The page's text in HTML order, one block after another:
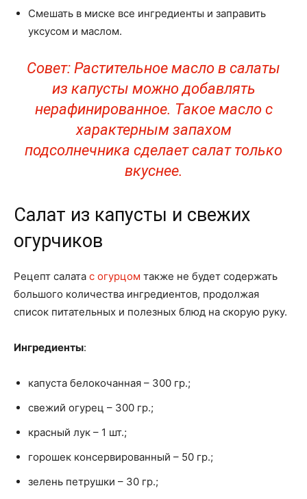
Смешать в миске все ингредиенты и заправить
уксусом и маслом.
Совет: Растительное масло в салаты
из капусты можно добавлять
нерафинированное. Такое масло с
характерным запахом
подсолнечника сделает салат только
вкуснее.
Салат из капусты и свежих
огурчиков
Рецепт салата с огурцом также не будет содержать
большого количества ингредиентов, продолжая
список питательных и полезных блюд на скорую руку.
Ингредиенты:
капуста белокочанная – 300 гр.;
свежий огурец – 300 гр.;
красный лук – 1 шт.;
горошек консервированный – 50 гр.;
зелень петрушки – 30 гр.;